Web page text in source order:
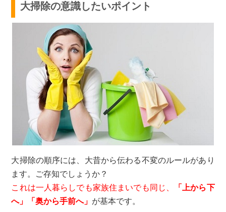
大掃除の意識したいポイント
大掃除の順序には、大昔から伝わる不変のルールがあり
ます。ご存知でしょうか？
これは一人暮らしでも家族住まいでも同じ、
「上から下
へ」「奥から手前へ」 が基本です。